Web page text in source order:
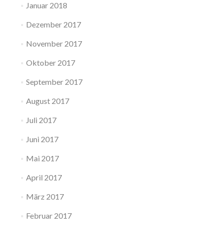
Januar 2018
Dezember 2017
November 2017
Oktober 2017
September 2017
August 2017
Juli 2017
Juni 2017
Mai 2017
April 2017
März 2017
Februar 2017